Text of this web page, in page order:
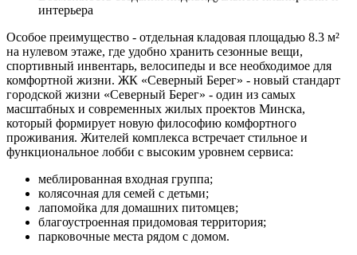
интерьера
Особое преимущество - отдельная кладовая площадью 8.3 м²
на нулевом этаже, где удобно хранить сезонные вещи,
спортивный инвентарь, велосипеды и все необходимое для
комфортной жизни. ЖК «Северный Берег» - новый стандарт
городской жизни «Северный Берег» - один из самых
масштабных и современных жилых проектов Минска,
который формирует новую философию комфортного
проживания. Жителей комплекса встречает стильное и
функциональное лобби с высоким уровнем сервиса:
меблированная входная группа;
колясочная для семей с детьми;
лапомойка для домашних питомцев;
благоустроенная придомовая территория;
парковочные места рядом с домом.